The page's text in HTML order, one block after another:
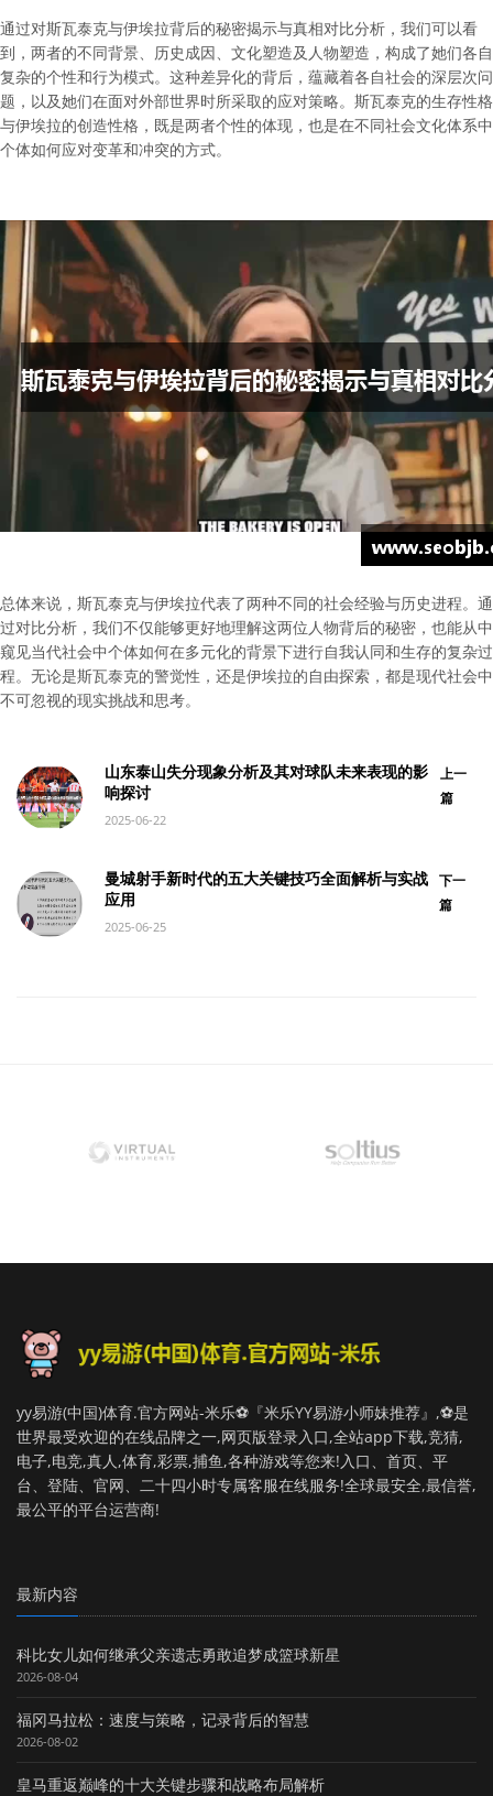
通过对斯瓦泰克与伊埃拉背后的秘密揭示与真相对比分析，我们可以看
到，两者的不同背景、历史成因、文化塑造及人物塑造，构成了她们各自
复杂的个性和行为模式。这种差异化的背后，蕴藏着各自社会的深层次问
题，以及她们在面对外部世界时所采取的应对策略。斯瓦泰克的生存性格
与伊埃拉的创造性格，既是两者个性的体现，也是在不同社会文化体系中
个体如何应对变革和冲突的方式。
总体来说，斯瓦泰克与伊埃拉代表了两种不同的社会经验与历史进程。通
过对比分析，我们不仅能够更好地理解这两位人物背后的秘密，也能从中
窥见当代社会中个体如何在多元化的背景下进行自我认同和生存的复杂过
程。无论是斯瓦泰克的警觉性，还是伊埃拉的自由探索，都是现代社会中
不可忽视的现实挑战和思考。
山东泰山失分现象分析及其对球队未来表现的影
响探讨
2025-06-22
上一
篇
曼城射手新时代的五大关键技巧全面解析与实战
应用
2025-06-25
下一
篇
yy易游(中国)体育.官方网站-米乐⚽️『米乐YY易游小师妹推荐』,⚽️是
世界最受欢迎的在线品牌之一,网页版登录入口,全站app下载,竞猜,
电子,电竞,真人,体育,彩票,捕鱼,各种游戏等您来!入口、首页、平
台、登陆、官网、二十四小时专属客服在线服务!全球最安全,最信誉,
最公平的平台运营商!
最新内容
科比女儿如何继承父亲遗志勇敢追梦成篮球新星
2026-08-04
福冈马拉松：速度与策略，记录背后的智慧
2026-08-02
皇马重返巅峰的十大关键步骤和战略布局解析